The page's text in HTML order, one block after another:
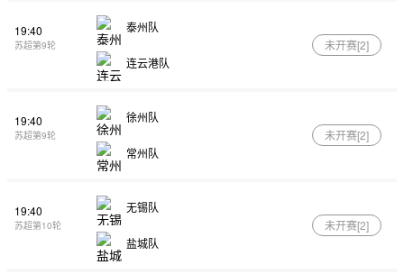
19:40
苏超第9轮
泰州队
连云港队
未开赛[2]
19:40
苏超第9轮
徐州队
常州队
未开赛[2]
19:40
苏超第10轮
无锡队
盐城队
未开赛[2]